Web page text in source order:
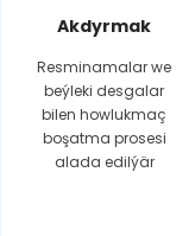
Akdyrmak
Resminamalar we
beýleki desgalar
bilen howlukmaç
boşatma prosesi
alada edilýär